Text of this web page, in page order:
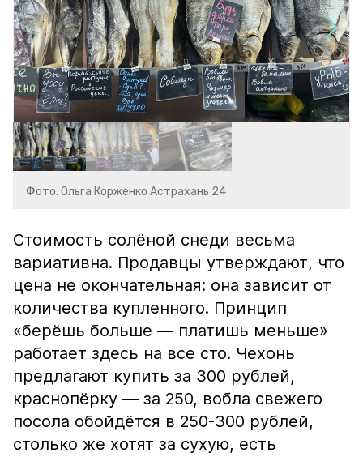
Фото: Ольга Корженко Астрахань 24
Стоимость солёной снеди весьма
вариативна. Продавцы утверждают, что
цена не окончательная: она зависит от
количества купленного. Принцип
«берёшь больше — платишь меньше»
работает здесь на все сто. Чехонь
предлагают купить за 300 рублей,
краснопёрку — за 250, вобла свежего
посола обойдётся в 250-300 рублей,
столько же хотят за сухую, есть